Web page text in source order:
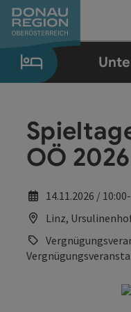
Zum Inhalt
Zur Navigation
Zum Seitenanfang
Zur Kontaktseite
Zum Impressum
Zur Startseite
OÖ 2026
14.11.2026 /
Linz,